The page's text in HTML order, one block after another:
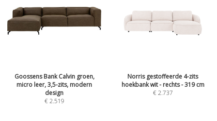
Goossens Bank Calvin groen,
micro leer, 3,5-zits, modern
design
€2.519
Norris gestoffeerde 4-zits
hoekbank wit - rechts - 319 cm
€2.737